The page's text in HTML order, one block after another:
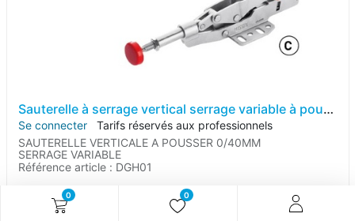
0 0
Sauterelle à serrage vertical serrage variable à pousser LG.0/40mm 2500N Embase horizontale
Se connecter
Tarifs réservés aux professionnels
SAUTERELLE VERTICALE A POUSSER 0/40MM
SERRAGE VARIABLE
Référence article : DGH01